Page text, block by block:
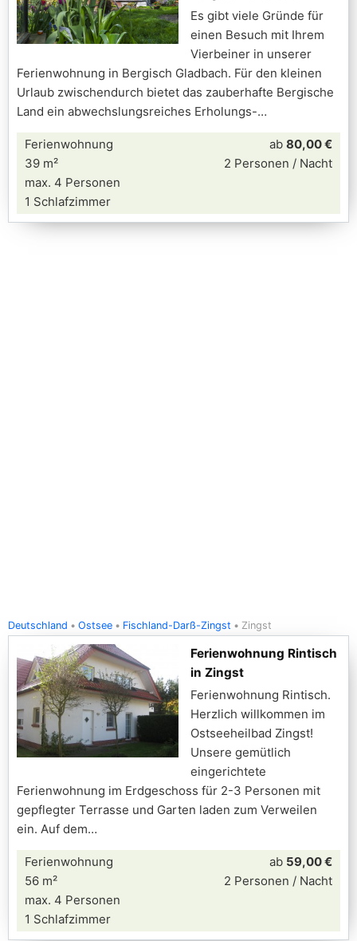
Es gibt viele Gründe für
einen Besuch mit Ihrem
Vierbeiner in unserer
Ferienwohnung in Bergisch Gladbach. Für den kleinen
Urlaub zwischendurch bietet das zauberhafte Bergische
Land ein abwechslungsreiches Erholungs-
Ferienwohnung
39 m²
max. 4 Personen
1 Schlafzimmer
ab 80,00 €
2 Personen / Nacht
Deutschland Ostsee Fischland-Darß-Zingst Zingst
Ferienwohnung Rintisch
in Zingst
Ferienwohnung Rintisch.
Herzlich willkommen im
Ostseeheilbad Zingst!
Unsere gemütlich
eingerichtete
Ferienwohnung im Erdgeschoss für 2-3 Personen mit
gepflegter Terrasse und Garten laden zum Verweilen
ein. Auf dem
Ferienwohnung
56 m²
max. 4 Personen
1 Schlafzimmer
ab 59,00 €
2 Personen / Nacht